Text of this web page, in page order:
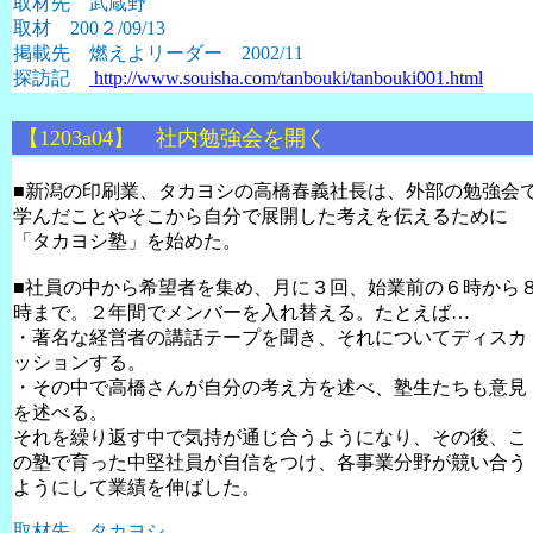
取材 200 ２ /09/13
掲載先 燃えよリーダー 2002/11
探訪記
http://www.souisha.com/tanbouki/tanbouki001.html
【1203a04】 社内勉強会を開く
■新潟の印刷業、タカヨシの高橋春義社長は、外部の勉強会
学んだことやそこから自分で展開した考えを伝えるために
「タカヨシ塾」を始めた。
■社員の中から希望者を集め、月に３回、始業前の６時から
時まで。２年間でメンバーを入れ替える。たとえば…
・著名な経営者の講話テープを聞き、それについてディスカ
ッションする。
・その中で高橋さんが自分の考え方を述べ、塾生たちも意見
を述べる。
それを繰り返す中で気持が通じ合うようになり、その後、こ
の塾で育った中堅社員が自信をつけ、各事業分野が競い合う
ようにして業績を伸ばした。